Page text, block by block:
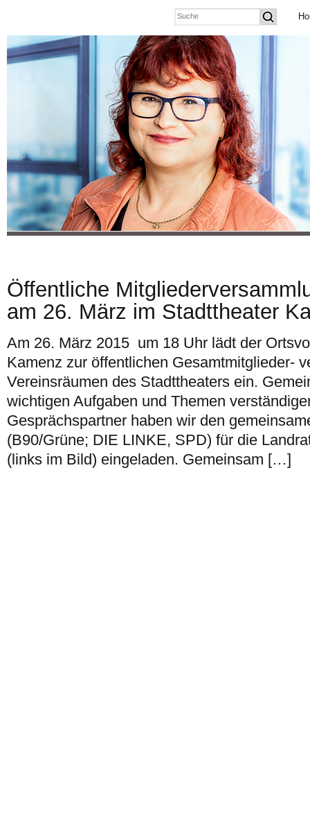
Öffentliche
am 26. März im Stadttheater
Am 26. März 2015 um 18 Uhr lädt der
Kamenz zur öffentlichen Gesamtmitglieder-
Vereinsräumen des Stadttheaters ein.
wichtigen Aufgaben und Themen
Gesprächspartner haben wir den
(B90/Grüne; DIE LINKE, SPD) für die
(links im Bild) eingeladen. Gemeinsam […]